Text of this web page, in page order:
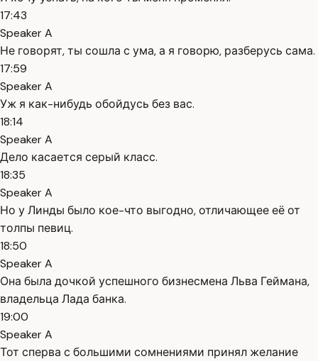
17:43
Speaker A
Не говорят, ты сошла с ума, а я говорю, разберусь сама.
17:59
Speaker A
Уж я как-нибудь обойдусь без вас.
18:14
Speaker A
Дело касается серый класс.
18:35
Speaker A
Но у Линды было кое-что выгодно, отличающее её от
толпы певиц.
18:50
Speaker A
Она была дочкой успешного бизнесмена Льва Геймана,
владельца Лада банка.
19:00
Speaker A
Тот сперва с большими сомнениями принял желание